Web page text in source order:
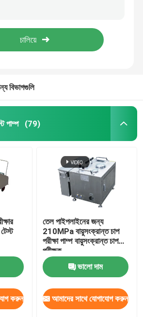
বিভাগগুলি
পাম্প (79)
করুন
তেল পাইপলাইনের জন্য
210MPa বায়ুসংক্রান্ত চাপ
পরীক্ষা পাম্প বায়ুসংক্রান্ত চাপ
পরীক্ষক
ভালো দাম
আমাদের সাথে যোগাযোগ করুন